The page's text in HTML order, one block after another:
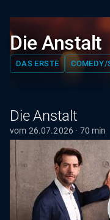
Die Anstalt
DAS ERSTE COMEDY/
Die Anstalt
vom 26.07.2026 · 70 min